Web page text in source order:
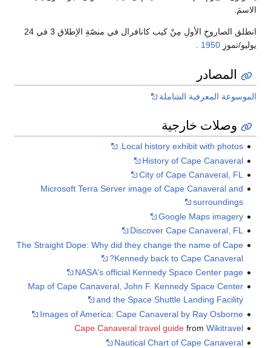
الاسمَ.
انطلق الصاروخِ الأولِ مِنْ كيب كانافرال في منصّةِ الإطلاق 3 في 24
يوليو/تموزِ 1950
.
المصادر
الموسوعة المعرفية الشاملة
وصلات خارجية
Local history exhibit with photos.
History of Cape Canaveral
City of Cape Canaveral, FL
Microsoft Terra Server image of Cape Canaveral and
surroundings
Google Maps imagery
Discover Cape Canaveral, FL
The Straight Dope: Why did they change the name of Cape
Kennedy back to Cape Canaveral?
NASA's official Kennedy Space Center page
Map of Cape Canaveral, John F. Kennedy Space Center
and the Space Shuttle Landing Facility
Images of America: Cape Canaveral by Ray Osborne
Cape Canaveral travel guidefrom Wikitravel
Nautical Chart of Cape Canaveral